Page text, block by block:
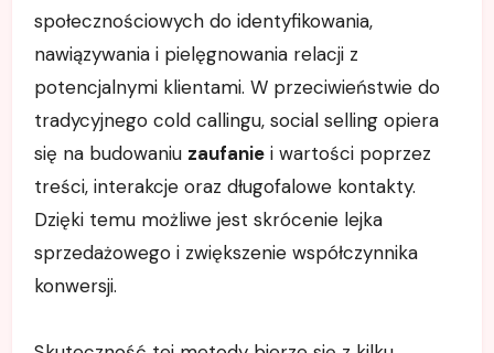
społecznościowych do identyfikowania,
nawiązywania i pielęgnowania relacji z
potencjalnymi klientami. W przeciwieństwie do
tradycyjnego cold callingu, social selling opiera
się na budowaniu zaufaniei wartości poprzez
treści, interakcje oraz długofalowe kontakty.
Dzięki temu możliwe jest skrócenie lejka
sprzedażowego i zwiększenie współczynnika
konwersji.